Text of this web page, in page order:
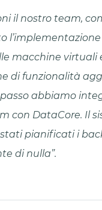
il nostro team,
macchine virtuali
di funzionalità
abbiamo
con DataCore. Il
pianificati i
di nulla”.